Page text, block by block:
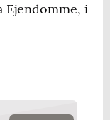
Ejendomme, i